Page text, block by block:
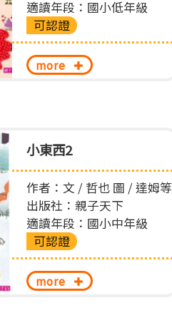
適讀年段：國小低年級
可認證
more
小東西2
作者：文 / 哲也 圖 / 達姆等
出版社：親子天下
適讀年段：國小中年級
可認證
more